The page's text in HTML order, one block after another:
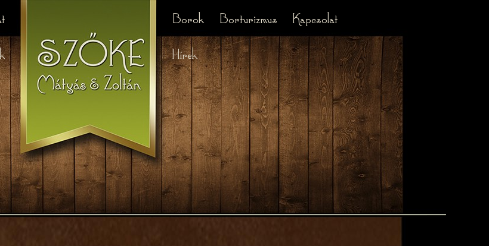
Borok Borturizmus Kapcsolat
Hírek